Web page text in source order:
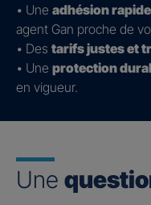
• Une adhésion
agent Gan proche de
• Des tarifs justes et
• Une protection
en vigueur.
Une